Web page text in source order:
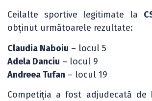
Ceilalte sportive legitimate la
obținut următoarele rezultate:
Claudia Naboiu – locul 5
Adela Danciu – locul 9
Andreea Tufan – locul 19
Competiția a fost adjudecată de